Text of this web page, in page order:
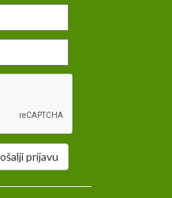
prijavu